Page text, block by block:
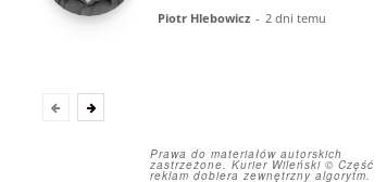
Piotr Hlebowicz - 2 dni temu
Prawa do materiałów autorskich
zastrzeżone. Kurier Wileński © Część
reklam dobiera zewnętrzny algorytm.